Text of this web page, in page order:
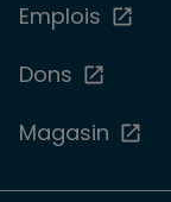
Emplois
Dons
Magasin